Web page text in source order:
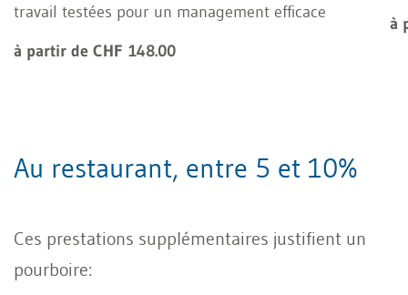
travail testées pour un management efficace
à partir de CHF 148.00
à
Au restaurant, entre 5 et 10%
Ces prestations supplémentaires justifient un
pourboire: